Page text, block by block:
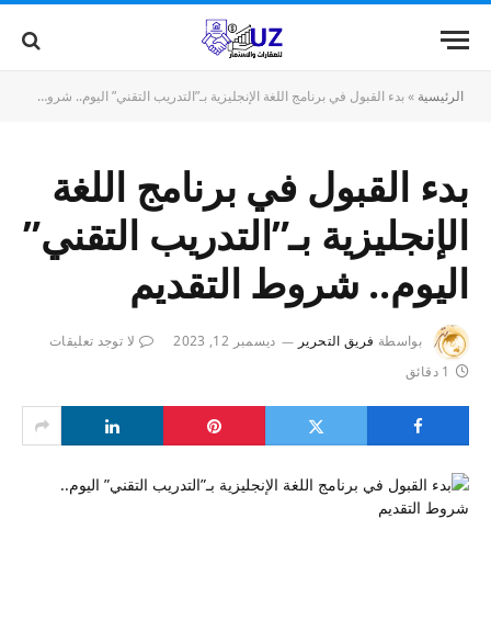
الرئيسية »بدء القبول في برنامج اللغة الإنجليزية بـ”التدريب التقني” اليوم.. شروط التقديم
بدء القبول في برنامج اللغة
الإنجليزية بـ”التدريب التقني”
اليوم.. شروط التقديم
بواسطة فريق التحرير ديسمبر 12, 2023
لا توجد تعليقات
1 دقائق